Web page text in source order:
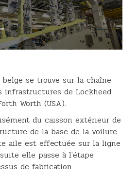
se trouve sur la chaîne
infrastructures de Lockheed
Worth (USA).
du caisson extérieur de
de la base de la voilure.
aile est effectuée sur la ligne
elle passe à l'étape
de fabrication.